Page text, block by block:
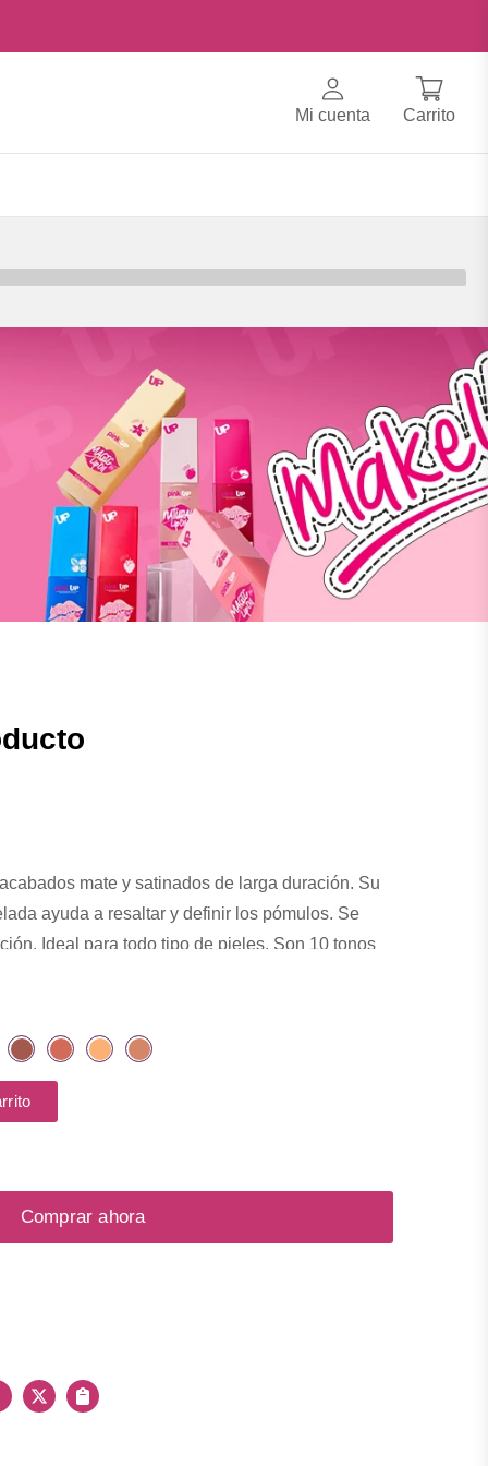
Mi cuenta Carrito
mate y satinados de larga duración. Su
ayuda a resaltar y definir los pómulos. Se
Ideal para todo tipo de pieles. Son 10 tonos
Comprar ahora
X Copiar